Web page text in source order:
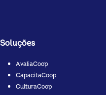
Soluções
AvaliaCoop
CapacitaCoop
CulturaCoop